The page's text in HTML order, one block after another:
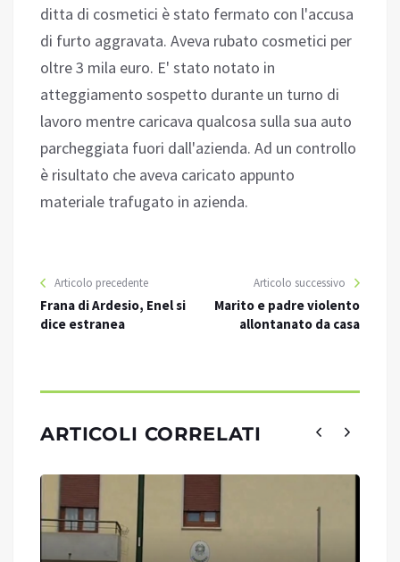
ditta di cosmetici è stato fermato con l'accusa
di furto aggravata. Aveva rubato cosmetici per
oltre 3 mila euro. E' stato notato in
atteggiamento sospetto durante un turno di
lavoro mentre caricava qualcosa sulla sua auto
parcheggiata fuori dall'azienda. Ad un controllo
è risultato che aveva caricato appunto
materiale trafugato in azienda.
Articolo precedente
Frana di Ardesio, Enel si
dice estranea
Articolo successivo
Marito e padre violento
allontanato da casa
ARTICOLI CORRELATI